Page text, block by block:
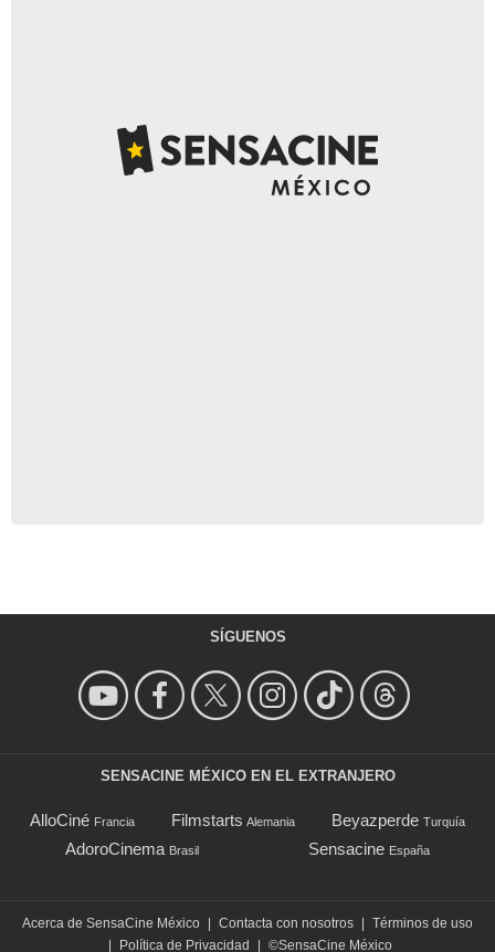
SÍGUENOS
SENSACINE MÉXICO EN EL EXTRANJERO
AlloCiné Francia Filmstarts Alemania Beyazperde Turquía
AdoroCinema Brasil Sensacine España
Acerca de SensaCine México Contacta con nosotros
Términos de uso
Política de Privacidad ©SensaCine México